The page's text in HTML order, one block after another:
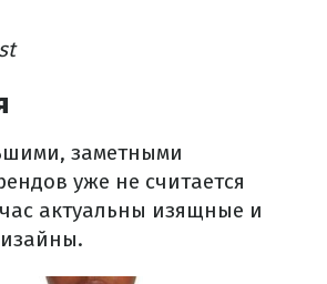
заметными
уже не считается
актуальны изящные и